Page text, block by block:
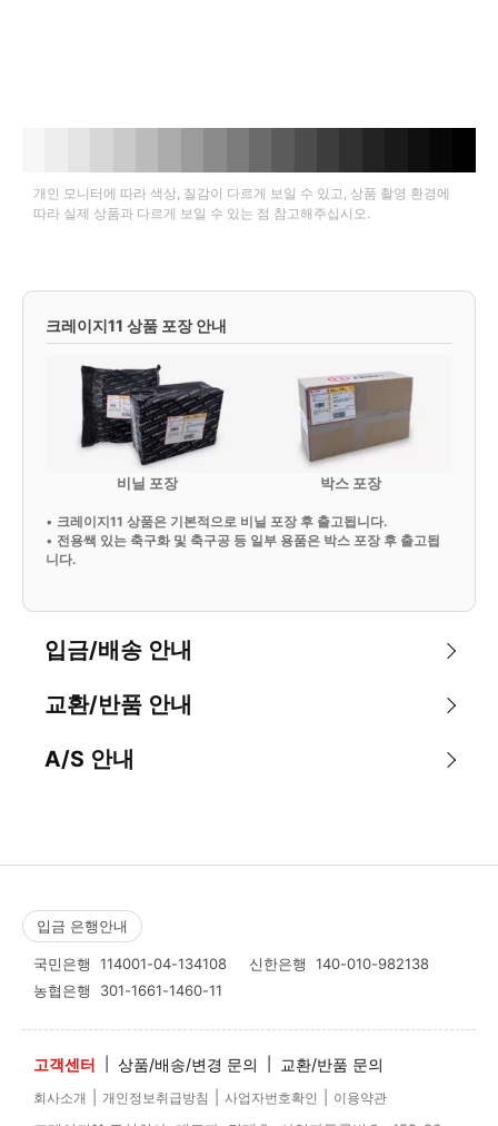
개인 모니터에 따라 색상, 질감이 다르게 보일 수 있고, 상품 촬영 환경에
따라 실제 상품과 다르게 보일 수 있는 점 참고해주십시오.
크레이지11 상품 포장 안내
비닐 포장 박스 포장
• 크레이지11 상품은 기본적으로 비닐 포장 후 출고됩니다.
• 전용쌕 있는 축구화 및 축구공 등 일부 용품은 박스 포장 후 출고됩
니다.
입금/배송 안내
교환/반품 안내
A/S 안내
입금 은행안내
국민은행 114001-04-134108 신한은행 140-010-982138
농협은행 301-1661-1460-11
고객센터 상품/배송/변경 문의 교환/반품 문의
회사소개 개인정보취급방침 사업자번호확인 이용약관